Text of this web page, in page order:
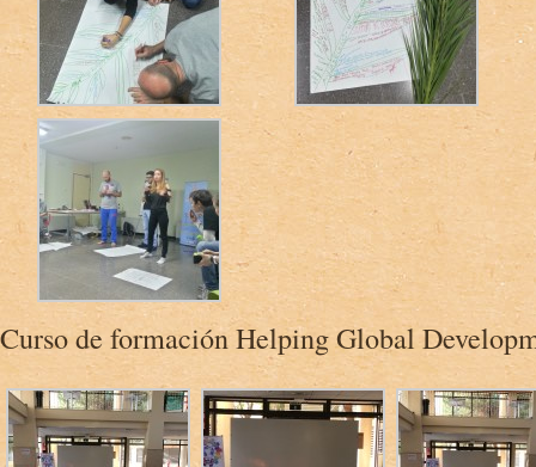
Curso de formación Helping Global